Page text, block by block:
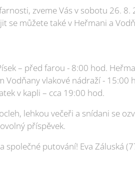
zveme Vás v sobotu 26.
se můžete také v Heřmani a
– před farou - 8:00 hod.
Vodňany vlakové nádraží -
v kapli – cca 19:00 hod.
lehkou večeři a snídani se
příspěvek.
společné putování! Eva Záluská